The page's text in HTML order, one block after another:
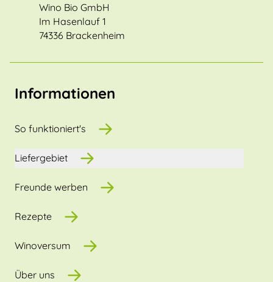
Wino Bio GmbH
Im Hasenlauf 1
74336 Brackenheim
Informationen
So funktioniert's
Liefergebiet
Freunde werben
Rezepte
Winoversum
Über uns